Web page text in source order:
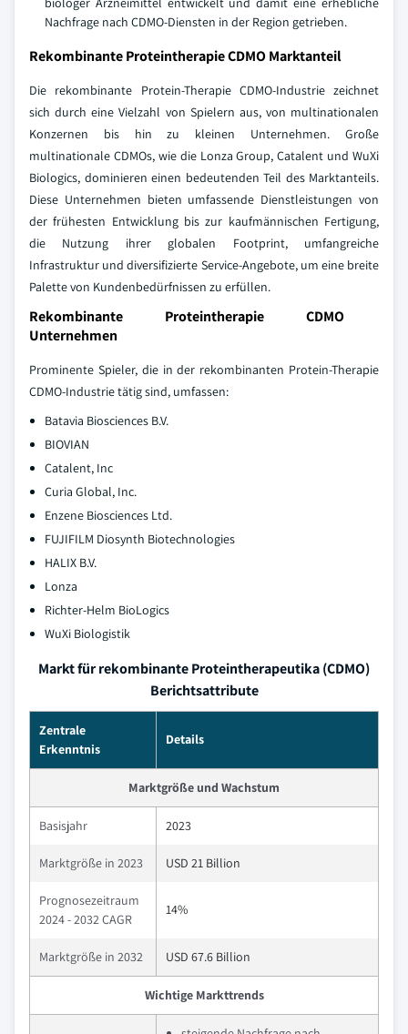
Nachfrage nach CDMO-Diensten in der Region getrieben.
Rekombinante Proteintherapie CDMO Marktanteil
Die rekombinante Protein-Therapie CDMO-Industrie zeichnet
sich durch eine Vielzahl von Spielern aus, von multinationalen
Konzernen bis hin zu kleinen Unternehmen. Große
multinationale CDMOs, wie die Lonza Group, Catalent und WuXi
Biologics, dominieren einen bedeutenden Teil des Marktanteils.
Diese Unternehmen bieten umfassende Dienstleistungen von
der frühesten Entwicklung bis zur kaufmännischen Fertigung,
die Nutzung ihrer globalen Footprint, umfangreiche
Infrastruktur und diversifizierte Service-Angebote, um eine breite
Palette von Kundenbedürfnissen zu erfüllen.
Rekombinante Proteintherapie CDMO
Unternehmen
Prominente Spieler, die in der rekombinanten Protein-Therapie
CDMO-Industrie tätig sind, umfassen:
Batavia Biosciences B.V.
BIOVIAN
Catalent, Inc
Curia Global, Inc.
Enzene Biosciences Ltd.
FUJIFILM Diosynth Biotechnologies
HALIX B.V.
Lonza
Richter-Helm BioLogics
WuXi Biologistik
Markt für rekombinante Proteintherapeutika (CDMO)
Berichtsattribute
Zentrale
Erkenntnis
Details
Marktgröße und Wachstum
Basisjahr 2023
Marktgröße in 2023 USD 21 Billion
Prognosezeitraum
2024 - 2032 CAGR
14%
Marktgröße in 2032 USD 67.6 Billion
Wichtige Markttrends